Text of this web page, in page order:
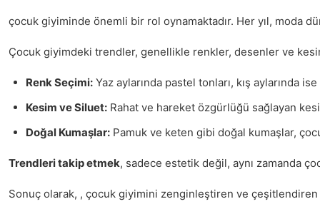
çocuk giyiminde önemli bir rol oynamaktadır. Her yıl, moda
Çocuk giyimdeki trendler, genellikle renkler, desenler ve
Renk Seçimi: Yaz aylarında pastel tonları, kış aylarında
Kesim ve Siluet: Rahat ve hareket özgürlüğü sağlayan
Doğal Kumaşlar: Pamuk ve keten gibi doğal kumaşlar,
Trendleri takip etmek, sadece estetik değil, aynı zamanda
Sonuç olarak, , çocuk giyimini zenginleştiren ve çeşitlendiren